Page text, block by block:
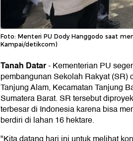
Foto: Menteri PU Dody Hanggodo saat
Kampai/detikcom)
Tanah Datar-Kementerian PU
pembangunan Sekolah Rakyat (SR)
Tanjung Alam, Kecamatan Tanjung
Sumatera Barat. SR tersebut
terbesar di Indonesia karena bisa
berdiri di lahan 16 hektare.